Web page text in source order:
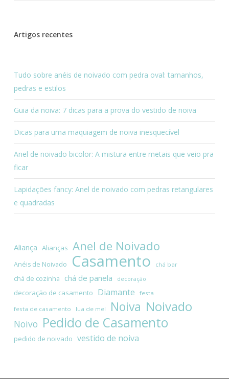
Artigos recentes
Tudo sobre anéis de noivado com pedra oval: tamanhos,
pedras e estilos
Guia da noiva: 7 dicas para a prova do vestido de noiva
Dicas para uma maquiagem de noiva inesquecível
Anel de noivado bicolor: A mistura entre metais que veio pra
ficar
Lapidações fancy: Anel de noivado com pedras retangulares
e quadradas
Aliança Alianças Anel de Noivado
Anéis de Noivado Casamento chá bar
chá de cozinha chá de panela decoração
decoração de casamento Diamante festa
festa de casamento lua de mel Noiva Noivado
Noivo Pedido de Casamento
pedido de noivado vestido de noiva